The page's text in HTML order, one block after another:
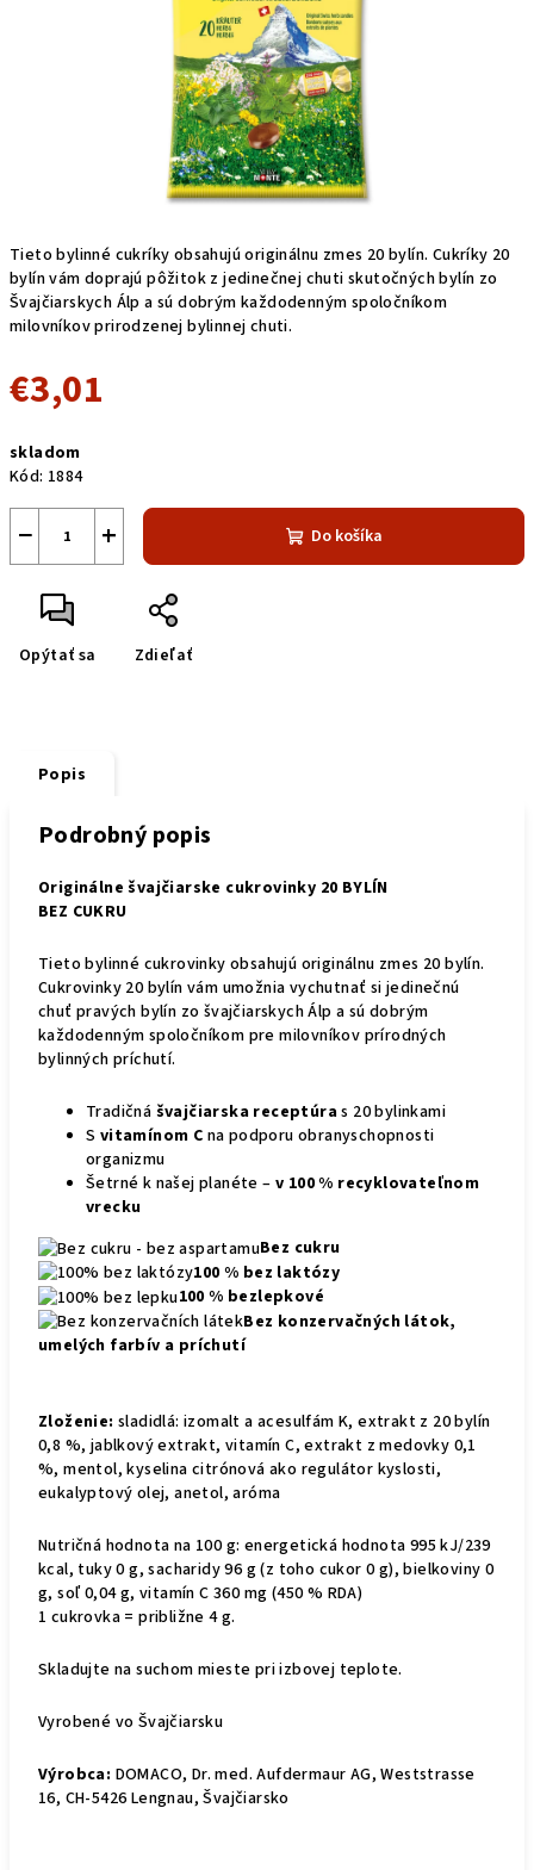
Tieto bylinné cukríky obsahujú originálnu zmes 20 bylín. Cukríky 20
bylín vám doprajú pôžitok z jedinečnej chuti skutočných bylín zo
Švajčiarskych Álp a sú dobrým každodenným spoločníkom
milovníkov prirodzenej bylinnej chuti.
€3,01
cena:
skladom
Kód: 1884
+
− Do košíka
Opýtať sa Zdieľať
Popis
Podrobný popis
Originálne švajčiarske cukrovinky 20 BYLÍN
BEZ CUKRU
Tieto bylinné cukrovinky obsahujú originálnu zmes 20 bylín.
Cukrovinky 20 bylín vám umožnia vychutnať si jedinečnú
chuť pravých bylín zo švajčiarskych Álp a sú dobrým
každodenným spoločníkom pre milovníkov prírodných
bylinných príchutí.
Tradičná švajčiarska receptúras 20 bylinkami
S vitamínom C na podporu obranyschopnosti
organizmu
Šetrné k našej planéte – v 100 % recyklovateľnom
vrecku
Bez cukru
100 % bez laktózy
100 % bezlepkové
Bez konzervačných látok,
umelých farbív a príchutí
Zloženie: sladidlá: izomalt a acesulfám K, extrakt z 20 bylín
0,8 %, jablkový extrakt, vitamín C, extrakt z medovky 0,1
%, mentol, kyselina citrónová ako regulátor kyslosti,
eukalyptový olej, anetol, aróma
Nutričná hodnota na 100 g: energetická hodnota 995 kJ/239
kcal, tuky 0 g, sacharidy 96 g (z toho cukor 0 g), bielkoviny 0
g, soľ 0,04 g, vitamín C 360 mg (450 % RDA)
1 cukrovka = približne 4 g.
Skladujte na suchom mieste pri izbovej teplote.
Vyrobené vo Švajčiarsku
Výrobca: DOMACO, Dr. med. Aufdermaur AG, Weststrasse
16, CH-5426 Lengnau, Švajčiarsko